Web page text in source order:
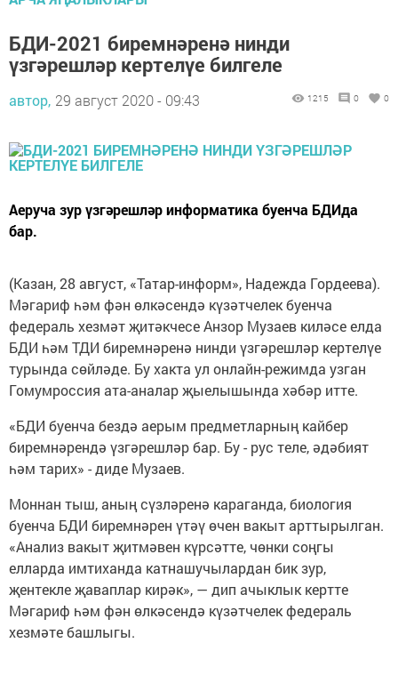
БДИ-2021 биремнәренә нинди
үзгәрешләр кертелүе билгеле
автор, 29 август 2020 - 09:43 1215 0 0
Аеруча зур үзгәрешләр информатика буенча БДИда
бар.
(Казан, 28 август, «Татар-информ», Надежда Гордеева).
Мәгариф һәм фән өлкәсендә күзәтчелек буенча
федераль хезмәт җитәкчесе Анзор Музаев киләсе елда
БДИ һәм ТДИ биремнәренә нинди үзгәрешләр кертелүе
турында сөйләде. Бу хакта ул онлайн-режимда узган
Гомумроссия ата-аналар җыелышында хәбәр итте.
«БДИ буенча бездә аерым предметларның кайбер
биремнәрендә үзгәрешләр бар. Бу - рус теле, әдәбият
һәм тарих» - диде Музаев.
Моннан тыш, аның сүзләренә караганда, биология
буенча БДИ биремнәрен үтәү өчен вакыт арттырылган.
«Анализ вакыт җитмәвен күрсәтте, чөнки соңгы
елларда имтиханда катнашучылардан бик зур,
җентекле җаваплар кирәк», — дип ачыклык кертте
Мәгариф һәм фән өлкәсендә күзәтчелек федераль
хезмәте башлыгы.